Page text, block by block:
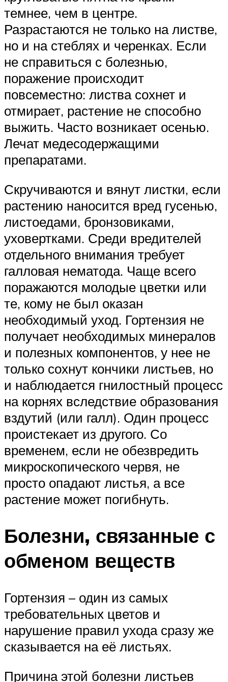
темнее, чем в центре.
Разрастаются не только на листве,
но и на стеблях и черенках. Если
не справиться с болезнью,
поражение происходит
повсеместно: листва сохнет и
отмирает, растение не способно
выжить. Часто возникает осенью.
Лечат медесодержащими
препаратами.
Скручиваются и вянут листки, если
растению наносится вред гусенью,
листоедами, бронзовиками,
уховертками. Среди вредителей
отдельного внимания требует
галловая нематода. Чаще всего
поражаются молодые цветки или
те, кому не был оказан
необходимый уход. Гортензия не
получает необходимых минералов
и полезных компонентов, у нее не
только сохнут кончики листьев, но
и наблюдается гнилостный процесс
на корнях вследствие образования
вздутий (или галл). Один процесс
проистекает из другого. Со
временем, если не обезвредить
микроскопического червя, не
просто опадают листья, а все
растение может погибнуть.
Болезни, связанные с
обменом веществ
Гортензия – один из самых
требовательных цветов и
нарушение правил ухода сразу же
сказывается на её листьях.
Причина этой болезни листьев